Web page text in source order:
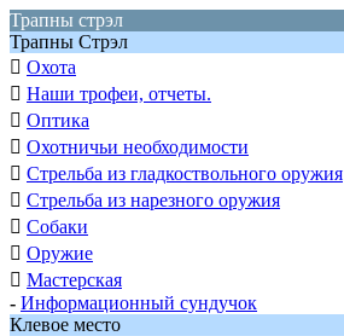
Трапны стрэл
Трапны Стрэл
 Охота
 Наши трофеи, отчеты.
 Оптика
 Охотничьи необходимости
 Стрельба из гладкоствольного оружия
 Стрельба из нарезного оружия
 Собаки
 Оружие
 Мастерская
- Информационный сундучок
Клевое место